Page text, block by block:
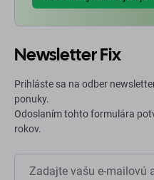
Newsletter Fix
Prihláste sa na odber
ponuky.
Odoslaním tohto formulára
rokov.